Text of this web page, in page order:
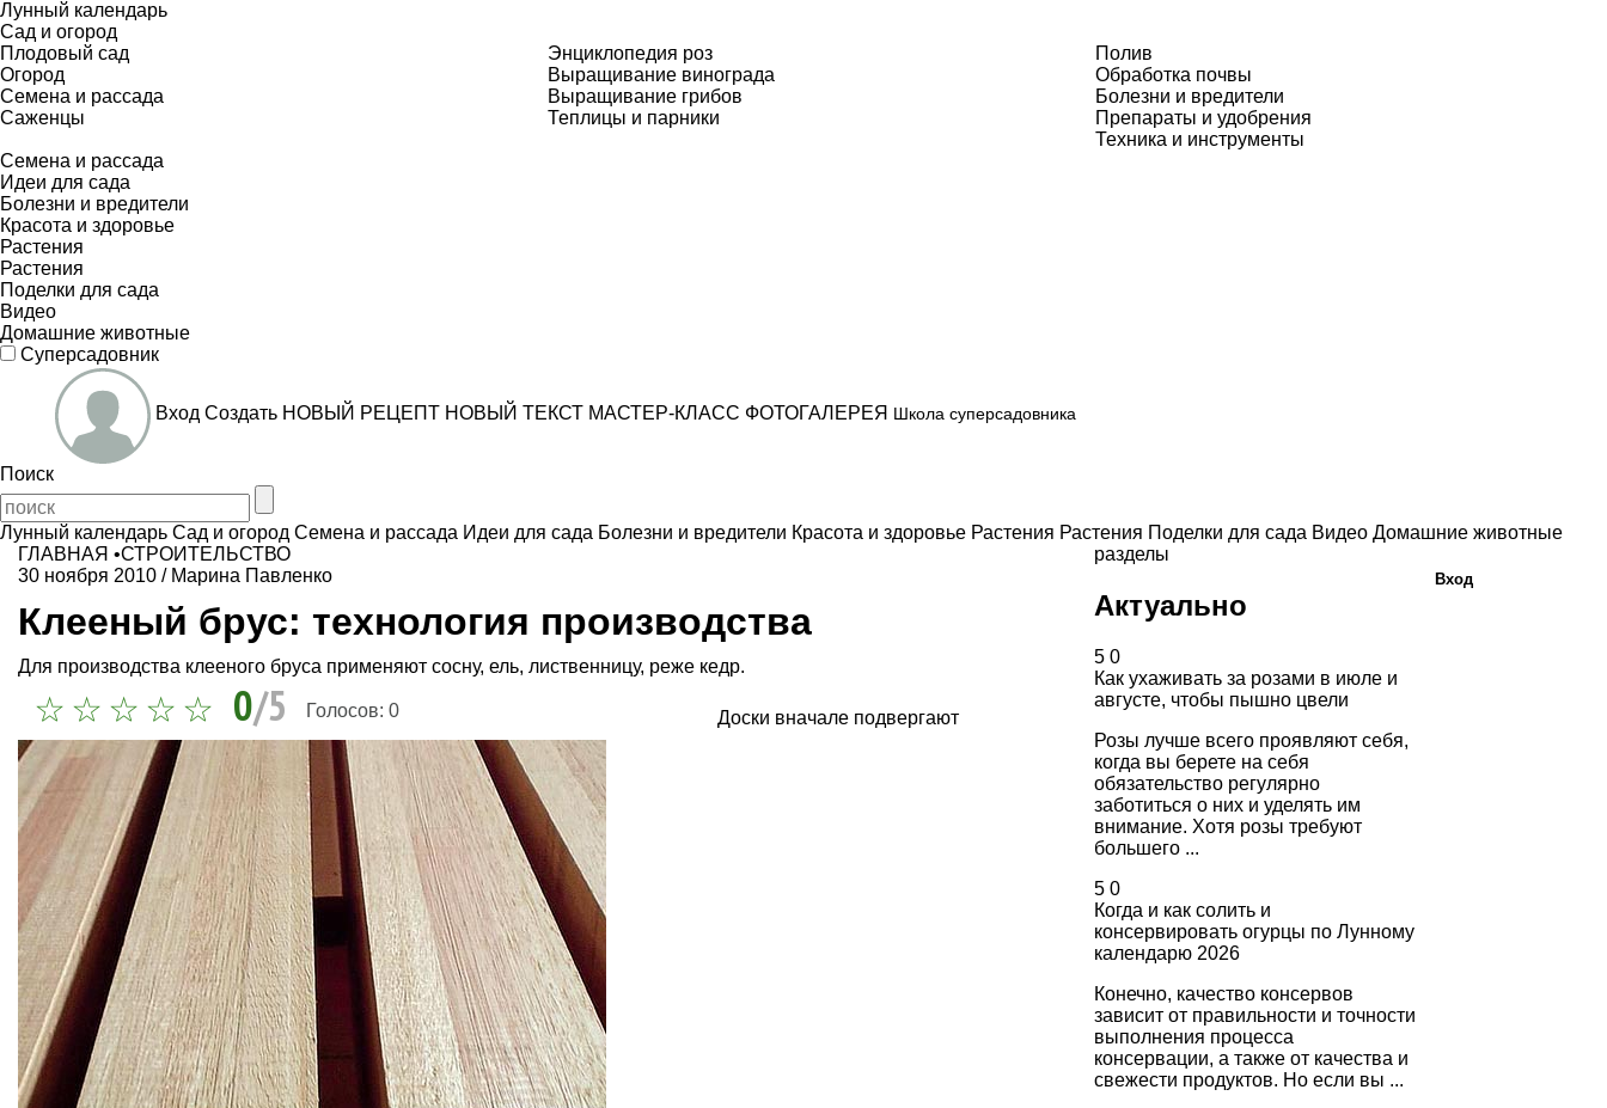
Лунный календарь
Сад и огород
Плодовый сад
Огород
Семена и рассада
Саженцы
Энциклопедия роз
Выращивание винограда
Выращивание грибов
Теплицы и парники
Полив
Обработка почвы
Болезни и вредители
Препараты и удобрения
Техника и инструменты
Семена и рассада
Идеи для сада
Болезни и вредители
Красота и здоровье
Растения
Растения
Поделки для сада
Видео
Домашние животные
Суперсадовник
Вход Создать НОВЫЙ РЕЦЕПТ НОВЫЙ ТЕКСТ МАСТЕР-КЛАСС ФОТОГАЛЕРЕЯ Школа суперсадовника
Поиск
Лунный календарь Сад и огород Семена и рассада Идеи для сада Болезни и вредители Красота и здоровье Растения Растения Поделки для сада Видео Домашние животные
ГЛАВНАЯ •СТРОИТЕЛЬСТВО
30 ноября 2010 / Марина Павленко
Клееный брус: технология производства
Для производства клееного бруса применяют сосну, ель, лиственницу, реже кедр.
0/5 Голосов: 0 Доски вначале подвергают
разделы
Актуально
5 0
Как ухаживать за розами в июле и
августе, чтобы пышно цвели
Розы лучше всего проявляют себя,
когда вы берете на себя
обязательство регулярно
заботиться о них и уделять им
внимание. Хотя розы требуют
большего ...
5 0
Когда и как солить и
консервировать огурцы по Лунному
календарю 2026
Конечно, качество консервов
зависит от правильности и точности
выполнения процесса
консервации, а также от качества и
свежести продуктов. Но если вы ...
Вход